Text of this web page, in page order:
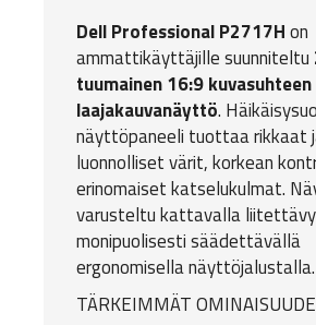
Dell Professional P2717Hon
ammattikäyttäjille suunniteltu
tuumainen 16:9 kuvasuhteen
laajakauvanäyttö.
näyttöpaneeli tuottaa rikkaat
luonnolliset värit, korkean
erinomaiset katselukulmat.
varusteltu kattavalla
monipuolisesti säädettävällä
ergonomisella näyttöjalustalla.
TÄRKEIMMÄT